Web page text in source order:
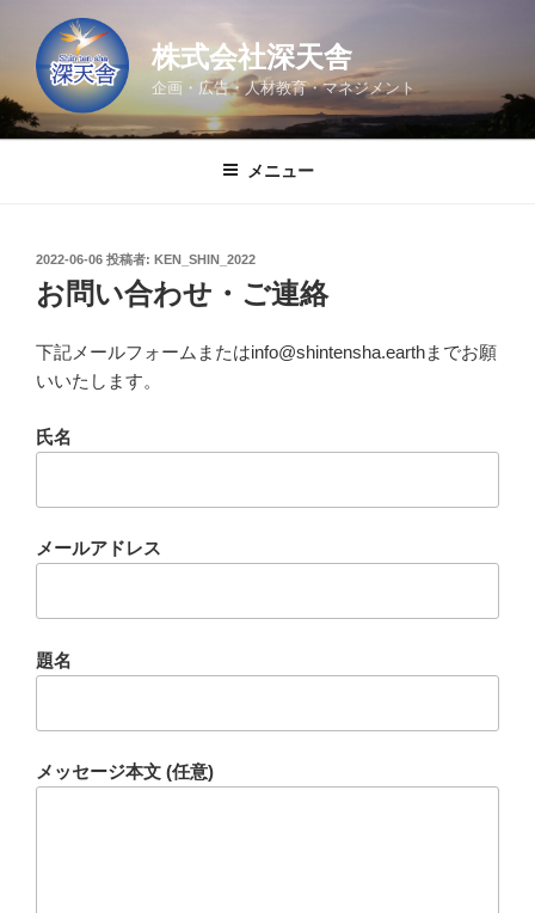
ン
ツ
株式会社深天舎
企画・広告・人材教育・マネジメント
メニュー
投
稿
日:
2022-06-06 投稿者: KEN_SHIN_2022
お問い合わせ・ご連絡
下記メールフォームまたはinfo@shintensha.earthまでお願
いいたします。
氏名
メールアドレス
題名
メッセージ本文 (任意)